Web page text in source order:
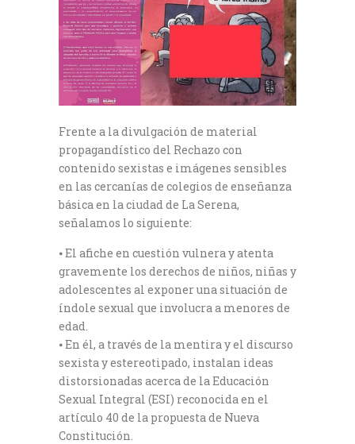
Frente a la divulgación de material
propagandístico del Rechazo con
contenido sexistas e imágenes sensibles
en las cercanías de colegios de enseñanza
básica en la ciudad de La Serena,
señalamos lo siguiente:
⦁ El afiche en cuestión vulnera y atenta
gravemente los derechos de niños, niñas y
adolescentes al exponer una situación de
índole sexual que involucra a menores de
edad.
⦁ En él, a través de la mentira y el discurso
sexista y estereotipado, instalan ideas
distorsionadas acerca de la Educación
Sexual Integral (ESI) reconocida en el
artículo 40 de la propuesta de Nueva
Constitución.